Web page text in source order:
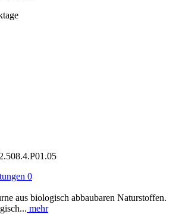
0
aus biologisch abbaubaren Naturstoffen.
mehr